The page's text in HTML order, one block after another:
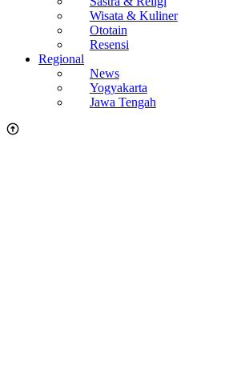
Wisata & Kuliner
Ototain
Resensi
Regional
News
Yogyakarta
Jawa Tengah